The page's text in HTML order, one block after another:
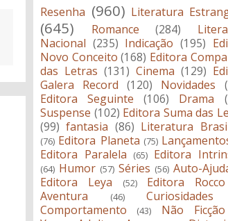
Resenha (960) Literatura
(645) Romance (284)
Nacional (235) Indicação (195)
Novo Conceito (168) Editora
das Letras (131) Cinema (129)
Galera Record
(120) Novidades
Editora Seguinte
(106) Drama
Suspense (102) Editora Suma das
(99) fantasia (86) Literatura
(76) Editora Planeta (75)
Editora Paralela (65) Editora
(64) Humor (57) Séries (56) Auto-
Editora Leya (52) Editora Rocco
Aventura (46) Curiosidades
Comportamento (43) Não Ficção